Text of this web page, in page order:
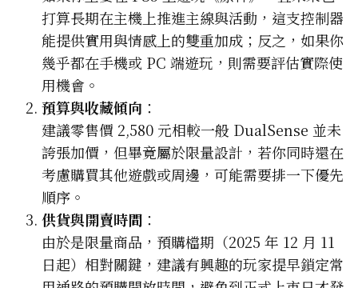
打算長期在主機上推進主線與活動，這支控制器
能提供實用與情感上的雙重加成；反之，如果你
幾乎都在手機或 PC 端遊玩，則需要評估實際使
用機會。
預算與收藏傾向 ：
建議零售價 2,580 元相較一般 DualSense 並未
誇張加價，但畢竟屬於限量設計，若你同時還在
考慮購買其他遊戲或周邊，可能需要排一下優先
順序。
供貨與開賣時間 ：
由於是限量商品，預購檔期（2025 年 12 月 11
日起）相對關鍵，建議有興趣的玩家提早鎖定常